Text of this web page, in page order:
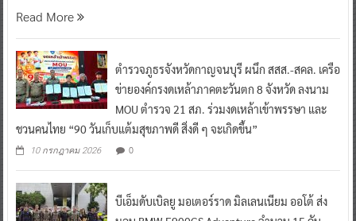
Read More
ตำรวจภูธรจังหวัดกาญจนบุรี ผนึก สสส.-สคล. เครือ
ข่ายองค์กรงดเหล้าภาคตะวันตก 8 จังหวัด ลงนาม
MOU ตำรวจ 21 สภ. ร่วมงดเหล้าเข้าพรรษา และ
ชวนคนไทย “90 วันเก็บแต้มสุขภาพดี สิ่งดี ๆ จะเกิดขึ้น”
10 กรกฎาคม 2026 0
บีเอ็มดับเบิลยู มอเตอร์ราด มิลเลนเนียม ออโต้ ส่ง